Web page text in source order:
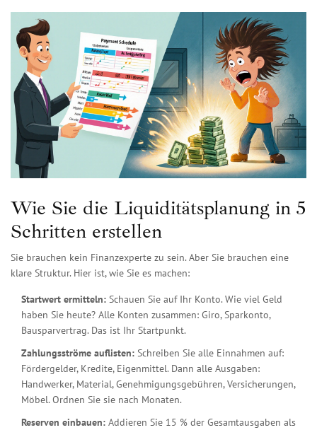
Wie Sie die Liquiditätsplanung in 5
Schritten erstellen
Sie brauchen kein Finanzexperte zu sein. Aber Sie brauchen eine
klare Struktur. Hier ist, wie Sie es machen:
Startwert ermitteln: Schauen Sie auf Ihr Konto. Wie viel Geld
haben Sie heute? Alle Konten zusammen: Giro, Sparkonto,
Bausparvertrag. Das ist Ihr Startpunkt.
Zahlungsströme auflisten: Schreiben Sie alle Einnahmen auf:
Fördergelder, Kredite, Eigenmittel. Dann alle Ausgaben:
Handwerker, Material, Genehmigungsgebühren, Versicherungen,
Möbel. Ordnen Sie sie nach Monaten.
Reserven einbauen: Addieren Sie 15 % der Gesamtausgaben als